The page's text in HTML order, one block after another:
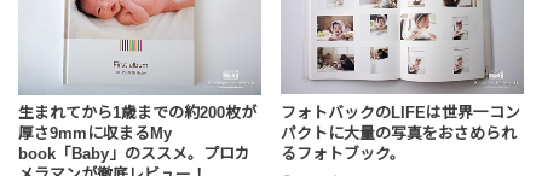
生まれてから1歳までの約200枚が
厚さ9mmに収まるMy
book「Baby」のススメ。プロカ
フォトバックのLIFEは世界一コン
パクトに大量の写真をおさめられ
るフォトブック。